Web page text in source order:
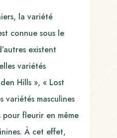
la variété
connue sous le
existent
variétés
Hills », « Lost
variétés masculines
fleurir en même
À cet effet,